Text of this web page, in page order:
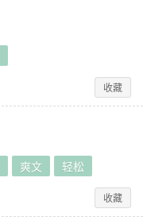
收藏
爽文 轻松
收藏